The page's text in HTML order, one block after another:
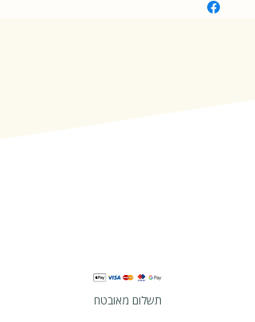
תשלום מאובטח